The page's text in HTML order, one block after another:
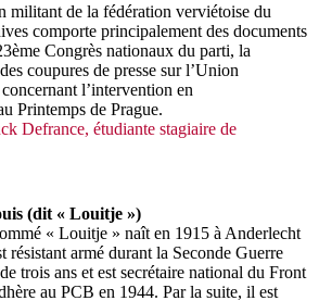
militant de la fédération verviétoise du
comporte principalement des documents
Congrès nationaux du parti, la
coupures de presse sur l’Union
l’intervention en
Printemps de Prague.
Defrance, étudiante stagiaire de
(dit « Louitje »)
« Louitje » naît en 1915 à Anderlecht
résistant armé durant la Seconde Guerre
trois ans et est secrétaire national du Front
au PCB en 1944. Par la suite, il est